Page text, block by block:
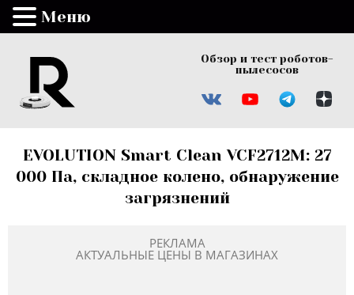
Обзор и тест роботов-
пылесосов
EVOLUTION Smart Clean VCF2712M: 27
000 Па, складное колено, обнаружение
загрязнений
РЕКЛАМА
АКТУАЛЬНЫЕ ЦЕНЫ В МАГАЗИНАХ
Меню